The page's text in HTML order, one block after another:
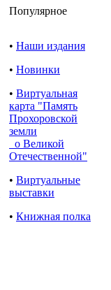
Популярное
• Наши издания
• Новинки
• Виртуальная
карта "Память
Прохоровской
земли
о Великой
Отечественной"
• Виртуальные
выставки
• Книжная полка